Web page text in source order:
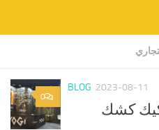
0
BLOG 2023-08-11
كشك